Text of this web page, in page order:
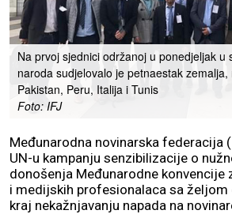
Na prvoj sjednici održanoj u ponedjeljak u
naroda sudjelovalo je petnaestak
Pakistan, Peru, Italija i Tunis
Foto: IFJ
Međunarodna novinarska federacija
UN-u kampanju senzibilizacije o
donošenja Međunarodne konvencije
i medijskih profesionalaca sa željom
kraj nekažnjavanju napada na